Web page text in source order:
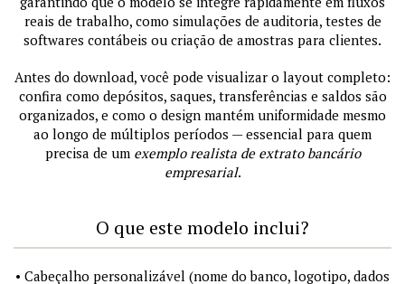
reais de trabalho, como simulações de auditoria, testes de
softwares contábeis ou criação de amostras para clientes.
Antes do download, você pode visualizar o layout completo:
confira como depósitos, saques, transferências e saldos são
organizados, e como o design mantém uniformidade mesmo
ao longo de múltiplos períodos — essencial para quem
precisa de um exemplo realista de extrato bancário
empresarial.
O que este modelo inclui?
• Cabeçalho personalizável (nome do banco, logotipo, dados